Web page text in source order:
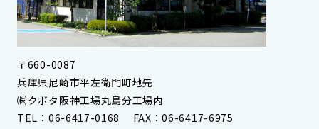
〒660-0087
兵庫県尼崎市平左衛門町地先
㈱クボタ阪神工場丸島分工場内
TEL：06-6417-0168 FAX：06-6417-6975